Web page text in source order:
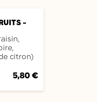
-
citron)
5,80 €